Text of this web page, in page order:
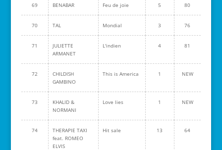
69 BENABAR Feu de joie 5 80
70 TAL Mondial 3 76
71
JULIETTE
ARMANET
L'indien 4 81
72
CHILDISH
GAMBINO
This is America 1 NEW
73
KHALID &
NORMANI
Love lies 1 NEW
74
THERAPIE TAXI
feat. ROMEO
ELVIS
Hit sale 13 64